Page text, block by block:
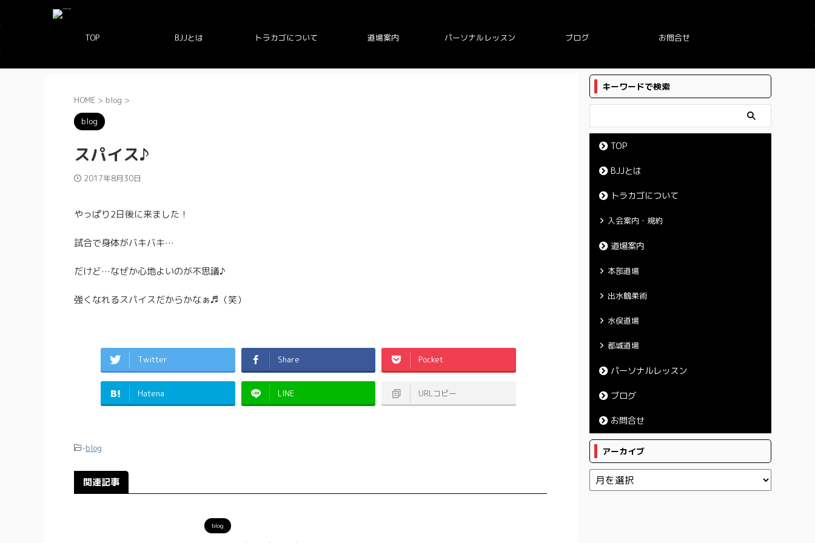
TOP BJJとは トラカゴについて 道場案内 パーソナルレッスン ブログ お問合せ
HOME > blog >
blog
スパイス♪
2017年8月30日
やっぱり2日後に来ました！
試合で身体がバキバキ…
だけど…なぜか心地よいのが不思議♪
強くなれるスパイスだからかなぁ♬（笑）
Twitter Share Pocket
Hatena LINE URLコピー
-blog
関連記事
blog
キーワードで検索
TOP
BJJとは
トラカゴについて
入会案内・規約
道場案内
本部道場
出水鶴柔術
水俣道場
都城道場
パーソナルレッスン
ブログ
お問合せ
アーカイブ